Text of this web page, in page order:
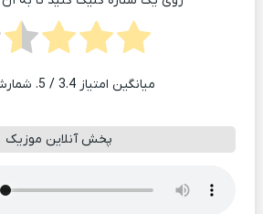
میانگین امتیاز3.4 / 5. شمارش آرا:
پخش آنلاین موزیک